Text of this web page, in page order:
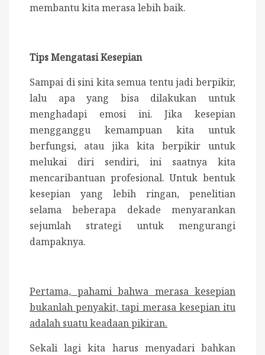
membantu kita merasa lebih baik.
Tips Mengatasi Kesepian
Sampai di sini kita semua tentu jadi berpikir,
lalu apa yang bisa dilakukan untuk
menghadapi emosi ini. Jika kesepian
mengganggu kemampuan kita untuk
berfungsi, atau jika kita berpikir untuk
melukai diri sendiri, ini saatnya kita
mencaribantuan profesional. Untuk bentuk
kesepian yang lebih ringan, penelitian
selama beberapa dekade menyarankan
sejumlah strategi untuk mengurangi
dampaknya.
Pertama, pahami bahwa merasa kesepian
bukanlah penyakit, tapi merasa kesepian itu
adalah suatu keadaan pikiran.
Sekali lagi kita harus menyadari bahkan